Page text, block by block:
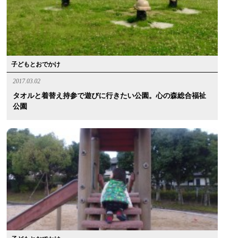
子どもとおでかけ
2017.03.02
タオルと着替え持参で遊びに行きたい公園。心の森総合福祉
公園